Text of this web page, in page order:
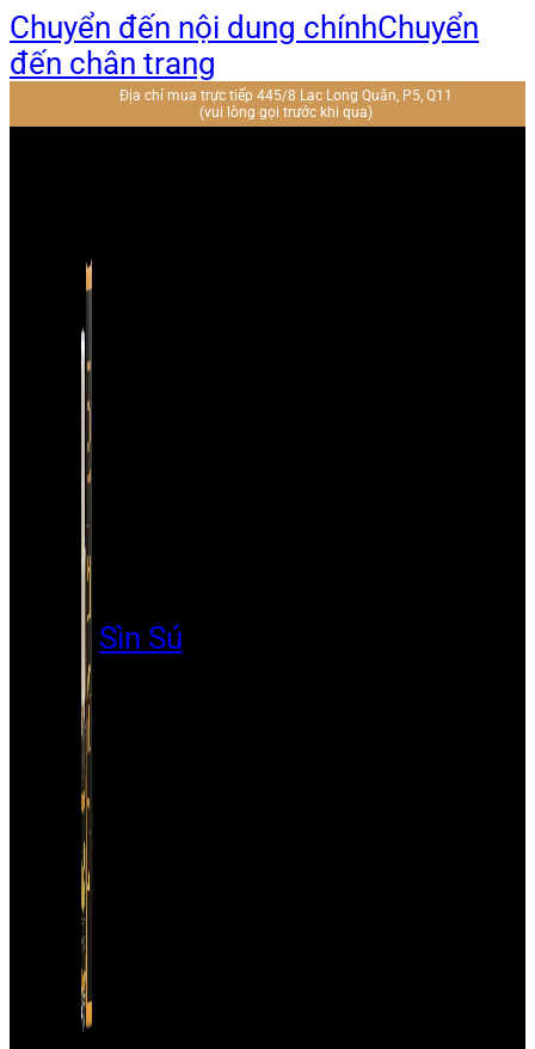
Chuyển đến nội dung chínhChuyển
đến chân trang
Địa chỉ mua trực tiếp 445/8 Lạc Long Quân, P5, Q11
(vui lòng gọi trước khi qua)
Sìn Sú